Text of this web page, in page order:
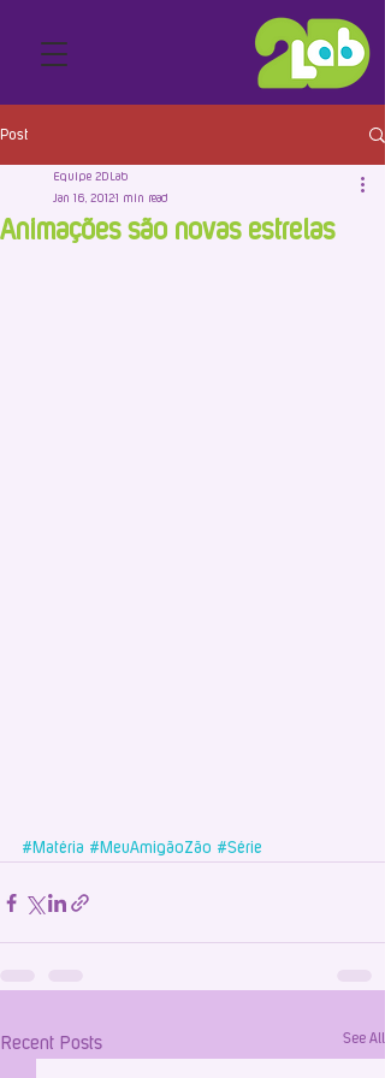
Post
Animações são novas estrelas
Equipe 2DLab
Jan 16, 20121 min read
#Matéria #MeuAmigãoZão #Série
Recent Posts See All